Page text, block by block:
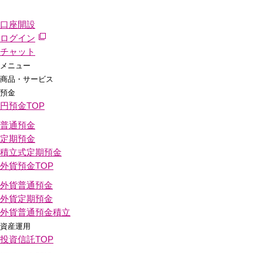
口座開設
ログイン
チャット
メニュー
商品・サービス
預金
円預金TOP
普通預金
定期預金
積立式定期預金
外貨預金TOP
外貨普通預金
外貨定期預金
外貨普通預金積立
資産運用
投資信託TOP